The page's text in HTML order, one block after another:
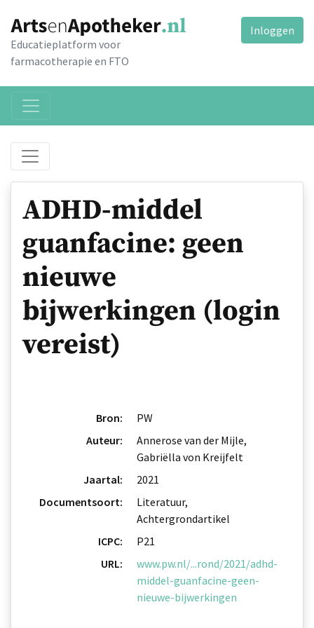
Educatieplatform voor
farmacotherapie en FTO
Inloggen
ADHD-middel
guanfacine: geen
nieuwe
bijwerkingen (login
vereist)
Bron:
PW
Auteur:
Annerose van der Mijle,
Gabriëlla von Kreijfelt
Jaartal:
2021
Documentsoort:
Literatuur,
Achtergrondartikel
ICPC:
P21
URL:
www.pw.nl/...rond/2021/adhd-
middel-guanfacine-geen-
nieuwe-bijwerkingen